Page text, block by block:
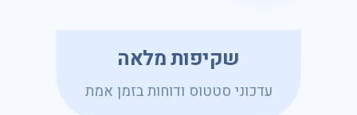
שקיפות מלאה
עדכוני סטטוס ודוחות בזמן אמת